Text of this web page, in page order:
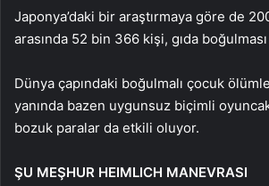
Japonya’daki bir araştırmaya göre de
arasında 52 bin 366 kişi, gıda
Dünya çapındaki boğulmalı çocuk
yanında bazen uygunsuz biçimli
bozuk paralar da etkili oluyor.
ŞU MEŞHUR HEIMLICH MANEVRASI